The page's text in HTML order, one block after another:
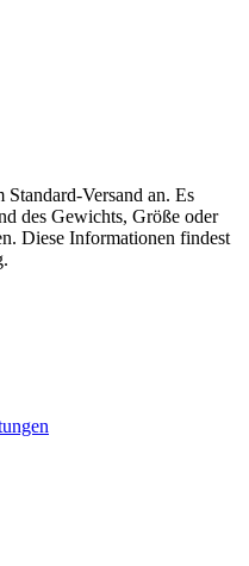
Versand an. Es
des Gewichts, Größe oder
Diese Informationen findest